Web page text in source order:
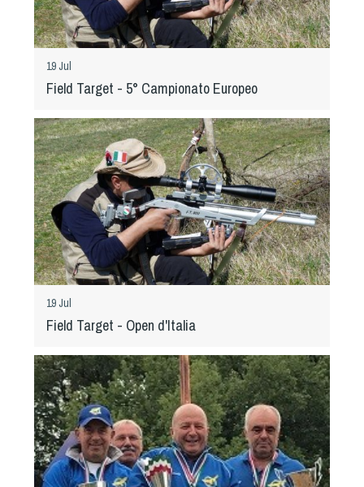
19 Jul
Field Target - 5° Campionato Europeo
19 Jul
Field Target - Open d'Italia